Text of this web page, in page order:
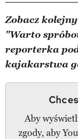
Zobacz
"Warto
reporterka
kajakarstwa
Aby
zgody, aby